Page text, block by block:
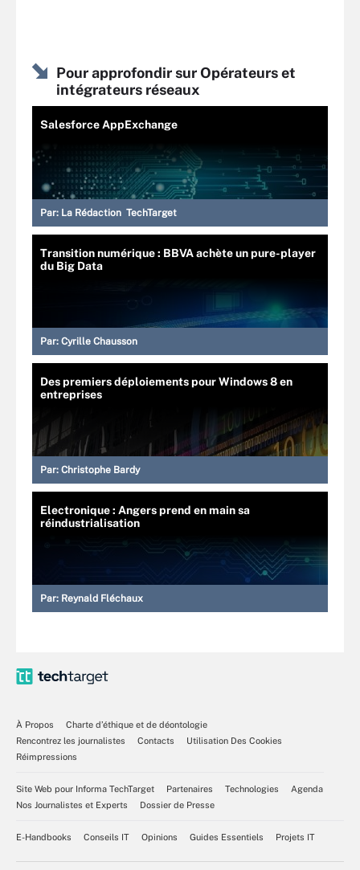
Pour approfondir sur Opérateurs et
intégrateurs réseaux
Salesforce AppExchange
Par: La Rédaction TechTarget
Transition numérique : BBVA achète un pure-player
du Big Data
Par: Cyrille Chausson
Des premiers déploiements pour Windows 8 en
entreprises
Par: Christophe Bardy
Electronique : Angers prend en main sa
réindustrialisation
Par: Reynald Fléchaux
À Propos
Charte d’éthique et de déontologie
Rencontrez les journalistes
Contacts
Utilisation Des Cookies
Réimpressions
Site Web pour Informa TechTarget Partenaires Technologies
Agenda
Nos Journalistes et Experts
Dossier de Presse
E-Handbooks Conseils IT Opinions Guides Essentiels Projets IT